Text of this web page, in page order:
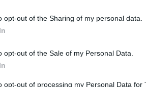
opt-out of the Sharing of my personal data.
opt-out of the Sale of my Personal Data.
opt-out of processing my Personal Data for